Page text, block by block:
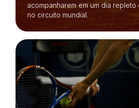
acompanharem em um dia repleto
no circuito mundial.